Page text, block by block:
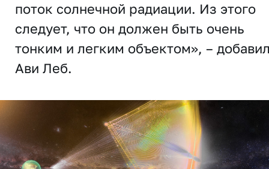
поток солнечной радиации. Из этого
следует, что он должен быть очень
тонким и легким объектом», –
Ави Леб.